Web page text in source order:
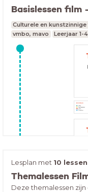
Basislessen film
Culturele en
vmbo, mavo
Leerjaar 1-4
Lesplan met 10 lessen
Themalessen
Deze themalessen